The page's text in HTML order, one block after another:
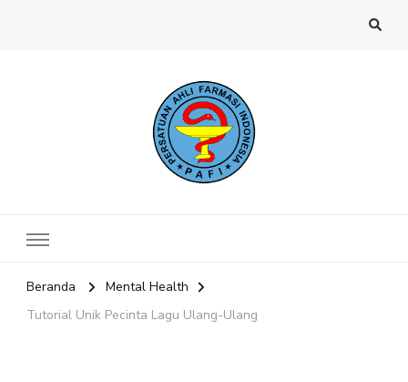
Beranda
Mental Health
Tutorial Unik Pecinta Lagu Ulang-Ulang